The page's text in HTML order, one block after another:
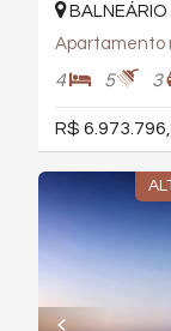
BALNEÁRIO
Apartamento
4 5 3
R$ 6.973.796,